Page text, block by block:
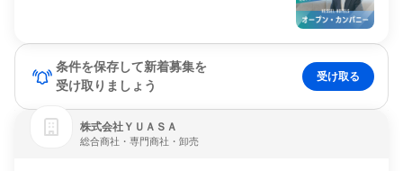
条件を保存して新着募集を
受け取りましょう
受け取る
株式会社ＹＵＡＳＡ
総合商社・専門商社・卸売